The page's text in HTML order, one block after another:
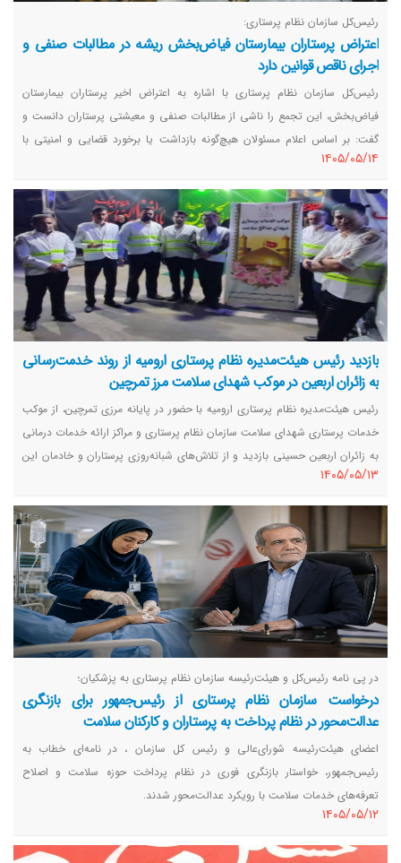
رئیس‌کل سازمان نظام پرستاری:
اعتراض پرستاران بیمارستان فیاض‌بخش ریشه در مطالبات صنفی و
اجرای ناقص قوانین دارد
رئیس‌کل سازمان نظام پرستاری با اشاره به اعتراض اخیر پرستاران بیمارستان
فیاض‌بخش، این تجمع را ناشی از مطالبات صنفی و معیشتی پرستاران دانست و
گفت: بر اساس اعلام مسئولان هیچ‌گونه بازداشت یا برخورد قضایی و امنیتی با
پرستاران صورت نگرفته است.
١٤٠٥/٠٥/١٤
بازدید رئیس هیئت‌مدیره نظام پرستاری ارومیه از روند خدمت‌رسانی
به زائران اربعین در موکب شهدای سلامت مرز تمرچین
رئیس هیئت‌مدیره نظام پرستاری ارومیه با حضور در پایانه مرزی تمرچین، از موکب
خدمات پرستاری شهدای سلامت سازمان نظام پرستاری و مراکز ارائه خدمات درمانی
به زائران اربعین حسینی بازدید و از تلاش‌های شبانه‌روزی پرستاران و خادمان این
موکب‌ها قدردانی کرد.
١٤٠٥/٠٥/١٣
در پی نامه رئیس‌کل و هیئت‌رئیسه سازمان نظام پرستاری به پزشکیان؛
درخواست سازمان نظام پرستاری از رئیس‌جمهور برای بازنگری
عدالت‌محور در نظام پرداخت به پرستاران و کارکنان سلامت
اعضای هیئت‌رئیسه شورای‌عالی و رئیس کل سازمان ، در نامه‌ای خطاب به
رئیس‌جمهور، خواستار بازنگری فوری در نظام پرداخت حوزه سلامت و اصلاح
تعرفه‌های خدمات سلامت با رویکرد عدالت‌محور شدند.
١٤٠٥/٠٥/١٢